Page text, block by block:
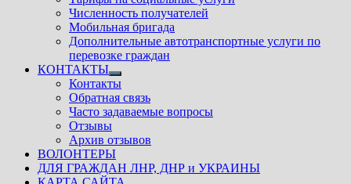
Численность получателей
Мобильная бригада
Дополнительные автотранспортные услуги по
перевозке граждан
КОНТАКТЫ
Показать
подменю
Контакты
Обратная связь
Часто задаваемые вопросы
Отзывы
Архив отзывов
ВОЛОНТЕРЫ
ДЛЯ ГРАЖДАН ЛНР, ДНР и УКРАИНЫ